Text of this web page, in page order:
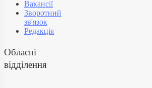
Вакансії
Зворотний
зв'язок
Редакція
Обласні
відділення